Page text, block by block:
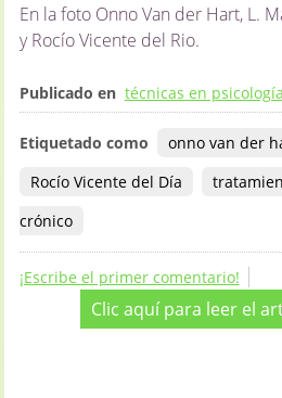
En la foto Onno Van der Hart, L.
y Rocío Vicente del Rio.
Publicado en técnicas en psicología
Etiquetado como onno van der
Rocío Vicente del Día
crónico
¡Escribe el primer comentario!
Clic aquí para leer el